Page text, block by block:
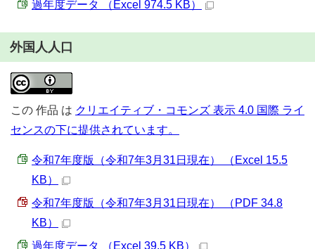
過年度データ （Excel 974.5 KB）
外国人人口
この 作品 は クリエイティブ・コモンズ 表示 4.0 国際 ライ
センスの下に提供されています。
令和7年度版（令和7年3月31日現在） （Excel 15.5
KB）
令和7年度版（令和7年3月31日現在） （PDF 34.8
KB）
過年度データ （Excel 39.5 KB）